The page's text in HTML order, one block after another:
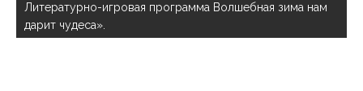
Литературно-игровая программа Волшебная зима нам
дарит чудеса».